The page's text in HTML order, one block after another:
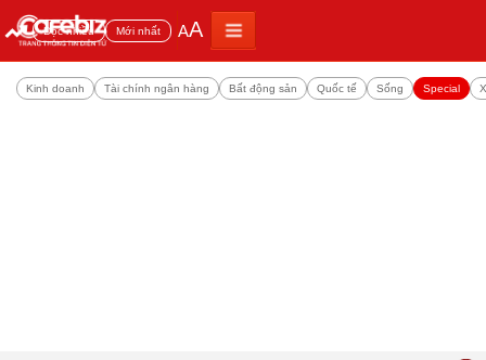
Đọc nhiều Mới nhất AA
Kinh doanh Tài chính ngân hàng Bất động sản Quốc tế Sống Special